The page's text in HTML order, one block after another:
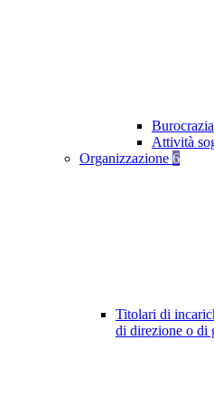
Attività
Organizzazione 6
Titolari di
di direzione o di